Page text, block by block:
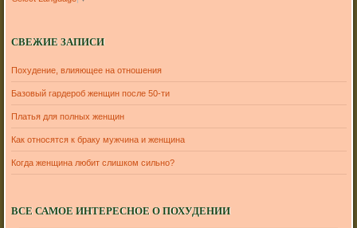
СВЕЖИЕ ЗАПИСИ
Похудение, влияющее на отношения
Базовый гардероб женщин после 50-ти
Платья для полных женщин
Как относятся к браку мужчина и женщина
Когда женщина любит слишком сильно?
ВСЕ САМОЕ ИНТЕРЕСНОЕ О ПОХУДЕНИИ